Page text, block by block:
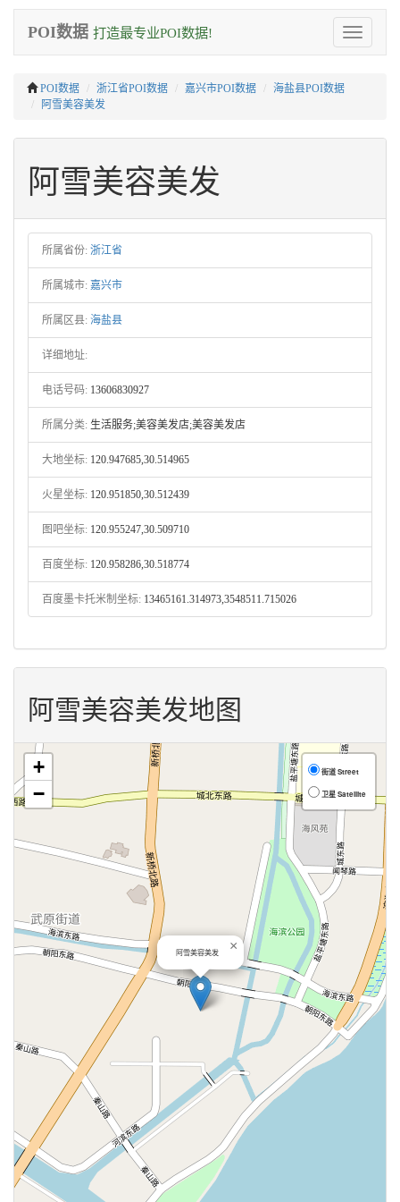
Toggle
navigation
POI数据 打造最专业POI数据!
POI数据 浙江省POI数据 嘉兴市POI数据
海盐县POI数据
阿雪美容美发
阿雪美容美发
所属省份: 浙江省
所属城市: 嘉兴市
所属区县: 海盐县
详细地址:
电话号码: 13606830927
所属分类: 生活服务;美容美发店;美容美发店
大地坐标: 120.947685,30.514965
火星坐标: 120.951850,30.512439
图吧坐标: 120.955247,30.509710
百度坐标: 120.958286,30.518774
百度墨卡托米制坐标: 13465161.314973,3548511.715026
阿雪美容美发地图
阿雪美容美发 ×
+
−
街道 Street
卫星 Satellite